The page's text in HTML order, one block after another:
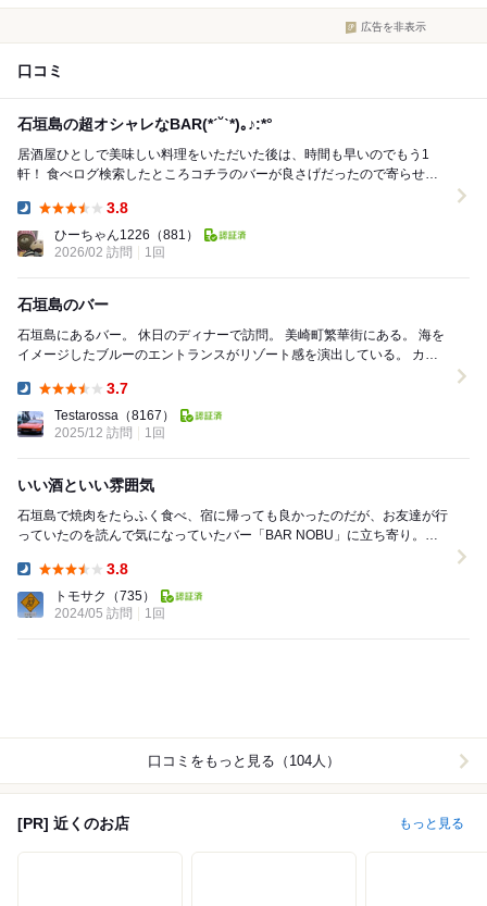
広告を非表示
口コミ
石垣島の超オシャレなBAR(*ˊ˘ˋ*)｡♪:*°
居酒屋ひとしで美味しい料理をいただいた後は、時間も早いのでもう1
軒！ 食べログ検索したところコチラのバーが良さげだったので寄らせて
3.8
ひーちゃん1226 （881）
2026/02 訪問
1回
石垣島のバー
石垣島にあるバー。 休日のディナーで訪問。 美崎町繁華街にある。 海を
イメージしたブルーのエントランスがリゾート感を演出している。 カウ
3.7
Testarossa （8167）
2025/12 訪問
1回
いい酒といい雰囲気
石垣島で焼肉をたらふく食べ、宿に帰っても良かったのだが、お友達が行
っていたのを読んで気になっていたバー「BAR NOBU」に立ち寄り。フ
3.8
トモサク
（735）
2024/05 訪問
1回
口コミをもっと見る（104人）
[PR] 近くのお店 もっと見る